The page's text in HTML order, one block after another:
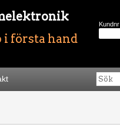
i första hand
Kundnr